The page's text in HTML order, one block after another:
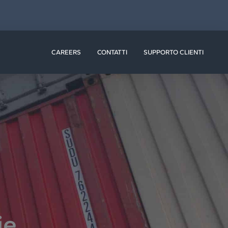
CAREERS CONTATTI SUPPORTO CLIENTI